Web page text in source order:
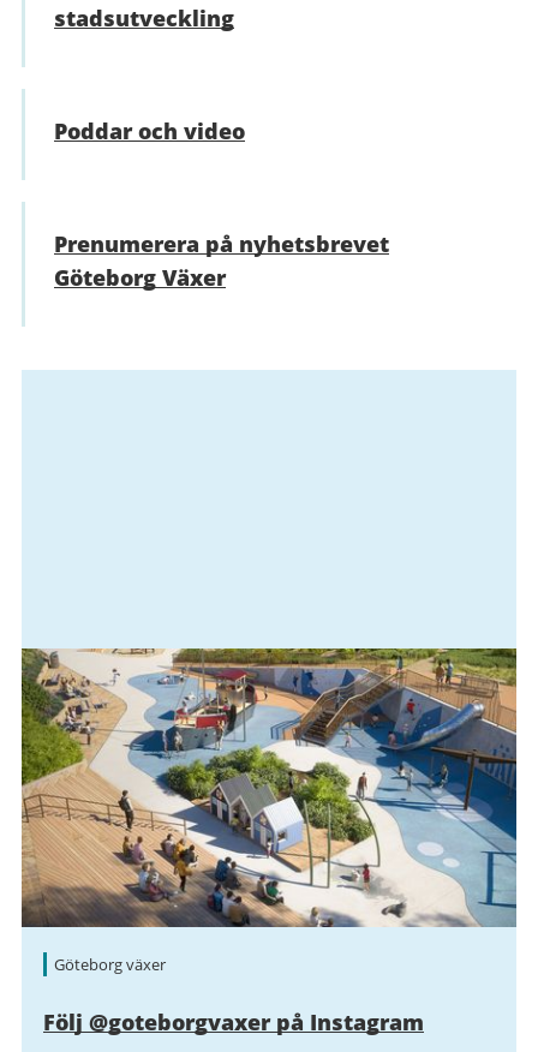
stadsutveckling
Poddar och video
Prenumerera på nyhetsbrevet
Göteborg Växer
Göteborg växer
Följ @goteborgvaxer på Instagram